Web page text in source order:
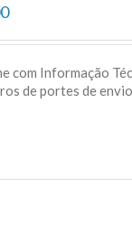
com Informação
de portes de